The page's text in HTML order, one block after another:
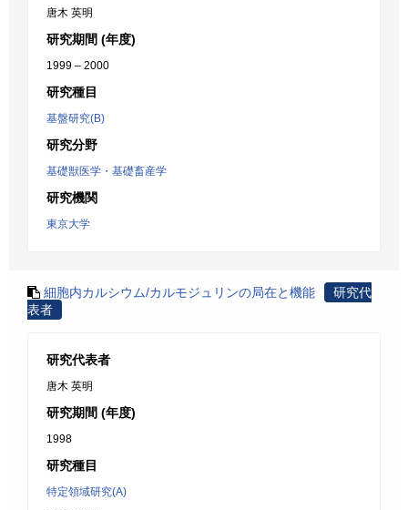
唐木 英明
研究期間 (年度)
1999 – 2000
研究種目
基盤研究(B)
研究分野
基礎獣医学・基礎畜産学
研究機関
東京大学
細胞内カルシウム/カルモジュリンの局在と機能
研究代
表者
研究代表者
唐木 英明
研究期間 (年度)
1998
研究種目
特定領域研究(A)